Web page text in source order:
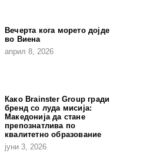
Вечерта кога морето дојде
во Виена
април 8, 2026
Како Brainster Group гради
бренд со луда мисија:
Македонија да стане
препознатлива по
квалитетно образование
јуни 3, 2026